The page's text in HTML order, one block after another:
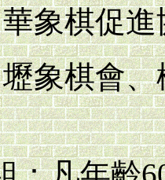
象棋促進
象棋會